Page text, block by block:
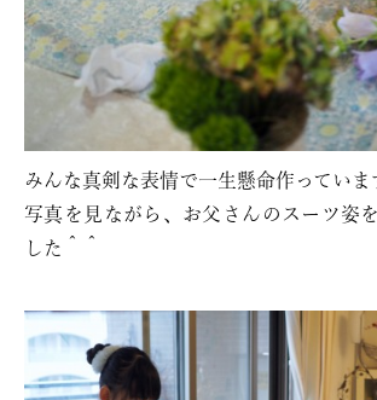
みんな真剣な表情で一生懸命作っていま
写真を見ながら、お父さんのスーツ姿
した＾＾